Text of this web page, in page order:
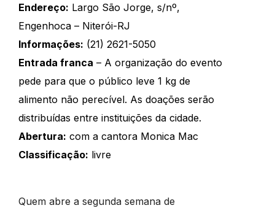
Endereço: Largo São Jorge, s/nº,
Engenhoca – Niterói-RJ
Informações: (21) 2621-5050
Entrada franca – A organização do evento
pede para que o público leve 1 kg de
alimento não perecível. As doações serão
distribuídas entre instituições da cidade.
Abertura: com a cantora Monica Mac
Classificação: livre
Quem abre a segunda semana de